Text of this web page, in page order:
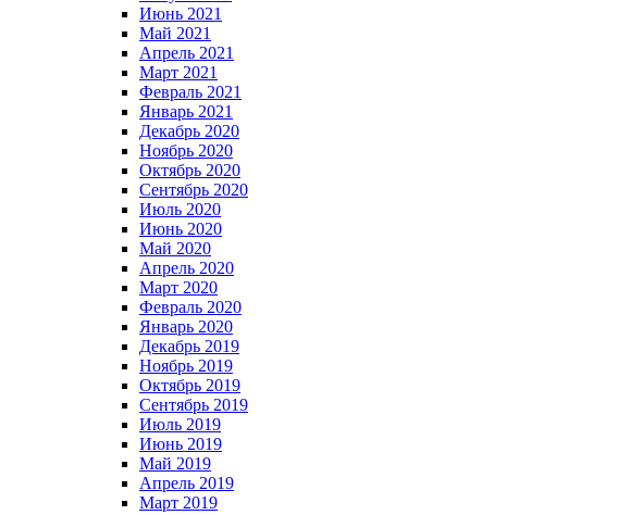
Июнь 2021
Май 2021
Апрель 2021
Март 2021
Февраль 2021
Январь 2021
Декабрь 2020
Ноябрь 2020
Октябрь 2020
Сентябрь 2020
Июль 2020
Июнь 2020
Май 2020
Апрель 2020
Март 2020
Февраль 2020
Январь 2020
Декабрь 2019
Ноябрь 2019
Октябрь 2019
Сентябрь 2019
Июль 2019
Июнь 2019
Май 2019
Апрель 2019
Март 2019